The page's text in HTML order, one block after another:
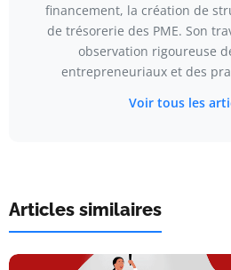
financement, la création de
de trésorerie des PME. Son
observation rigoureuse
entrepreneuriaux et des
Voir tous les
Articles similaires